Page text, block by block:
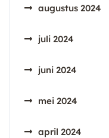
augustus 2024
juli 2024
juni 2024
mei 2024
april 2024